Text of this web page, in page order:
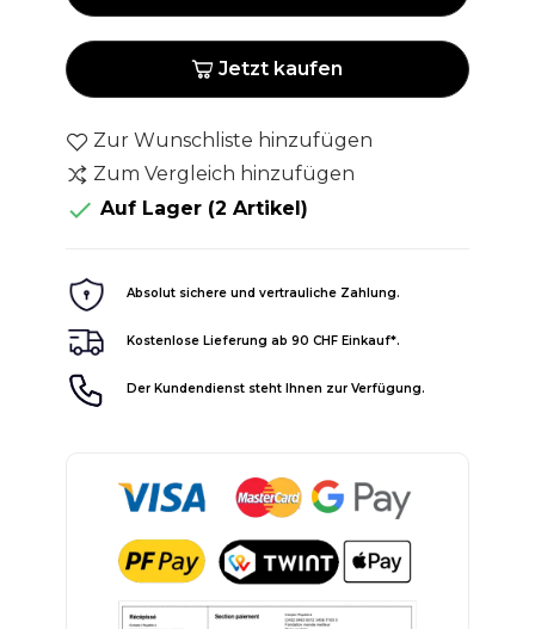
Jetzt kaufen
Zur Wunschliste hinzufügen
Zum Vergleich hinzufügen
 Auf Lager (2 Artikel)
Absolut sichere und vertrauliche Zahlung.
Kostenlose Lieferung ab 90 CHF Einkauf*.
Der Kundendienst steht Ihnen zur Verfügung.